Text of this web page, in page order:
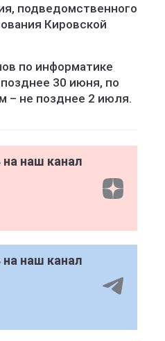
подведомственного
Кировской
по информатике
30 июня, по
– не позднее 2 июля.
наш канал
наш канал